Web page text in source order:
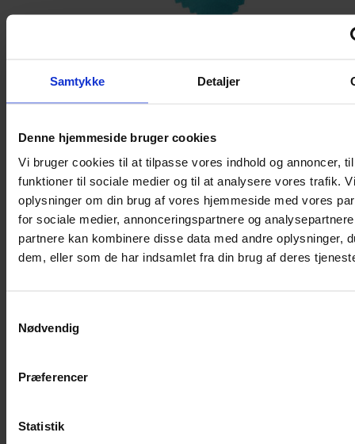
Samtykke Detaljer
Denne hjemmeside bruger cookies
Vi bruger cookies til at tilpasse vores indhold og annoncer,
funktioner til sociale medier og til at analysere vores trafik.
oplysninger om din brug af vores hjemmeside med vores
for sociale medier, annonceringspartnere og
partnere kan kombinere disse data med andre oplysninger,
dem, eller som de har indsamlet fra din brug af deres
Nødvendig
Præferencer
Statistik
Brilleetui – Wild Flowers
kr.
Et flot brilleetui med vilde blomster til opbevaring af briller.
Ikke på lager
Varenummer (SKU):REX016 Kategorier:Brilleetuier,Hårdt
Flot brilleetui med vilde blomster fra Rex London.
når de skal udskiftes… Særligt, når ejeren er et barn, der har
Et hardcase brilleetui beskytter brillerne, når de ikke er i brug
og gør det let at tage dem med på farten uden at påføre